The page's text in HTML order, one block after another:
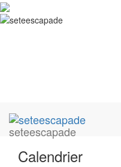
seteescapade
Calendrier